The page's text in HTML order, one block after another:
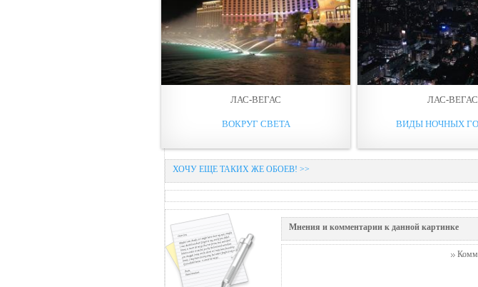
ЛАС-ВЕГАС
ВОКРУГ СВЕТА
ЛАС-ВЕГАС
ВИДЫ НОЧНЫХ
ХОЧУ ЕЩЕ ТАКИХ ЖЕ ОБОЕВ! >>
Мнения и комментарии к данной картинке